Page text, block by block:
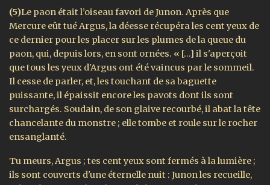
(5)Le paon était l’oiseau favori de Junon. Après que
Mercure eût tué Argus, la déesse récupéra les cent yeux de
ce dernier pour les placer sur les plumes de la queue du
paon, qui, depuis lors, en sont ornées. « […] il s'aperçoit
que tous les yeux d'Argus ont été vaincus par le sommeil.
Il cesse de parler, et, les touchant de sa baguette
puissante, il épaissit encore les pavots dont ils sont
surchargés. Soudain, de son glaive recourbé, il abat la tête
chancelante du monstre ; elle tombe et roule sur le rocher
ensanglanté.
Tu meurs, Argus ; tes cent yeux sont fermés à la lumière ;
ils sont couverts d'une éternelle nuit : Junon les recueille,